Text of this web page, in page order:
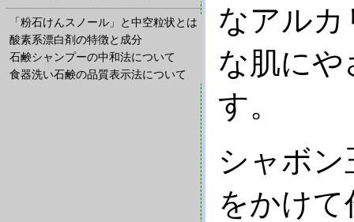
「粉石けんスノール」と中空粒状とは
酸素系漂白剤の特徴と成分
石鹸シャンプーの中和法について
食器洗い石鹸の品質表示法について
なアルカ
な肌に
す。
シャボ
をかけ